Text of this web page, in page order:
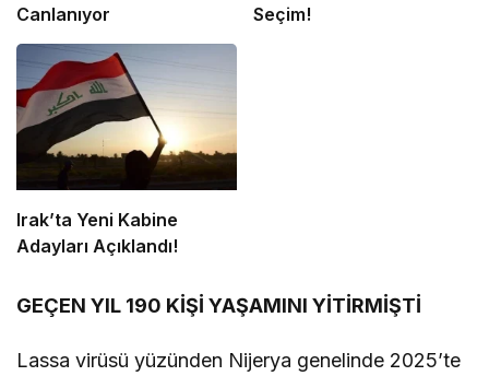
Canlanıyor
Seçim!
Irak’ta Yeni Kabine
Adayları Açıklandı!
GEÇEN YIL 190 KİŞİ YAŞAMINI YİTİRMİŞTİ
Lassa virüsü yüzünden Nijerya genelinde 2025’te